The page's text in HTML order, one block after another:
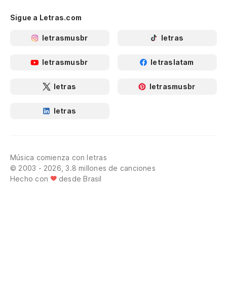
Sigue a Letras.com
letrasmusbr letras
letrasmusbr letraslatam
letras letrasmusbr
letras
Música comienza con letras
© 2003 - 2026, 3.8 millones de canciones
Hecho con
desde Brasil